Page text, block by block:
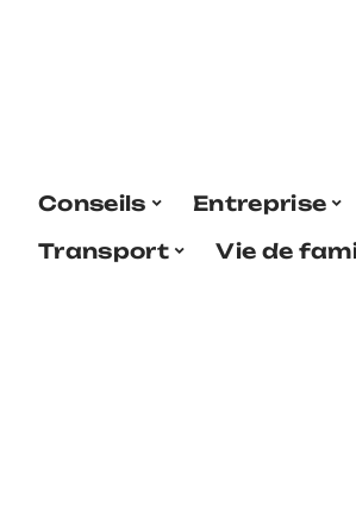
Conseils Entreprise
Transport
Vie de